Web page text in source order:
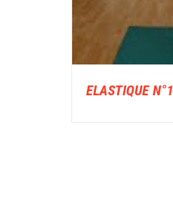
ELASTIQUE N°1